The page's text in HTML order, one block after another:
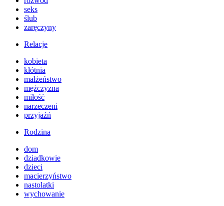
seks
ślub
zaręczyny
Relacje
kobieta
kłótnia
małżeństwo
mężczyzna
miłość
narzeczeni
przyjaźń
Rodzina
dom
dziadkowie
dzieci
macierzyństwo
nastolatki
wychowanie